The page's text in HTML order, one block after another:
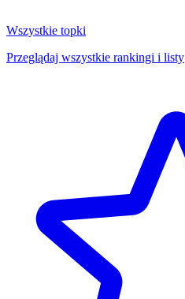
Wszystkie topki
Przeglądaj wszystkie rankingi i listy